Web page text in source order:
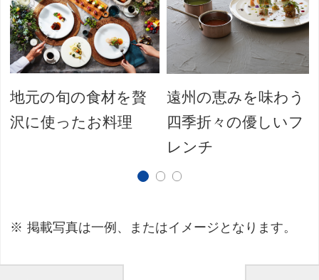
地元の旬の食材を贅
沢に使ったお料理
遠州の恵みを味わう
四季折々の優しいフ
レンチ
掲載写真は一例、またはイメージとなります。